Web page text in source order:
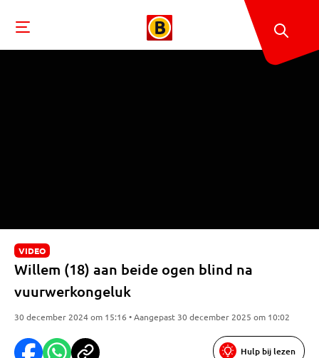
VIDEO
Willem (18) aan beide ogen blind na
vuurwerkongeluk
30 december 2024 om 15:16 • Aangepast 30 december 2025 om 10:02
Hulp bij lezen